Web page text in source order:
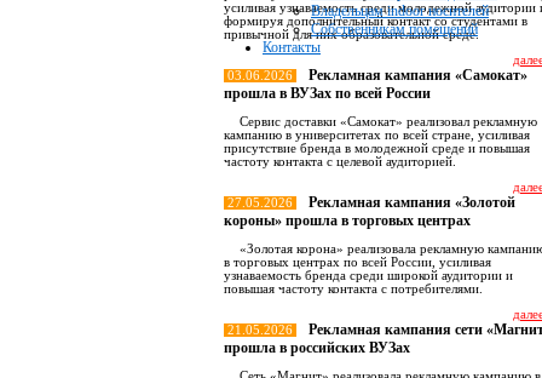
Владельцам indoor носителей
Собственникам помещений
Контакты
усиливая узнаваемость среди молодежной аудитории
формируя дополнительный контакт со студентами в
привычной для них образовательной среде.
03.06.2026
Рекламная кампания «Самокат»
прошла в ВУЗах по всей России
Сервис доставки «Самокат» реализовал рекламную
кампанию в университетах по всей стране, усиливая
присутствие бренда в молодежной среде и повышая
частоту контакта с целевой аудиторией.
27.05.2026
Рекламная кампания «Золотой
короны» прошла в торговых центрах
«Золотая корона» реализовала рекламную
в торговых центрах по всей России, усиливая
узнаваемость бренда среди широкой аудитории и
повышая частоту контакта с потребителями.
21.05.2026
Рекламная кампания сети
прошла в российских ВУЗах